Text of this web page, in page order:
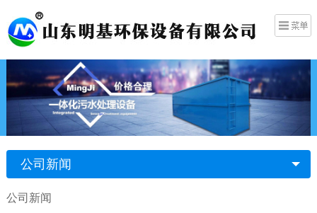
公司新闻
公司新闻